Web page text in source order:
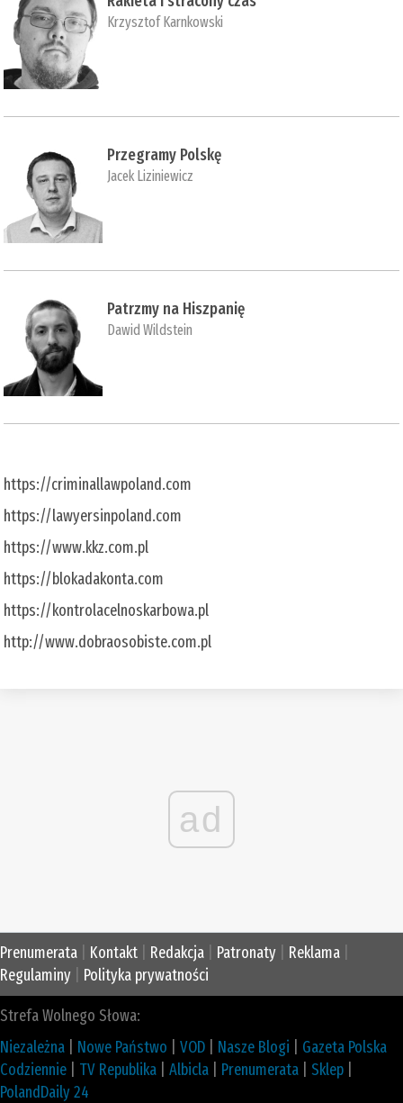
Krzysztof Karnkowski
Przegramy Polskę
Jacek Liziniewicz
Patrzmy na Hiszpanię
Dawid Wildstein
https://criminallawpoland.com
https://lawyersinpoland.com
https://www.kkz.com.pl
https://blokadakonta.com
https://kontrolacelnoskarbowa.pl
http://www.dobraosobiste.com.pl
ad
Prenumerata Kontakt Redakcja Patronaty Reklama
Regulaminy
Polityka prywatności
Strefa Wolnego Słowa:
Niezależna
Nowe Państwo VOD Nasze Blogi
Gazeta Polska
Codziennie
TV Republika Albicla Prenumerata Sklep
PolandDaily 24